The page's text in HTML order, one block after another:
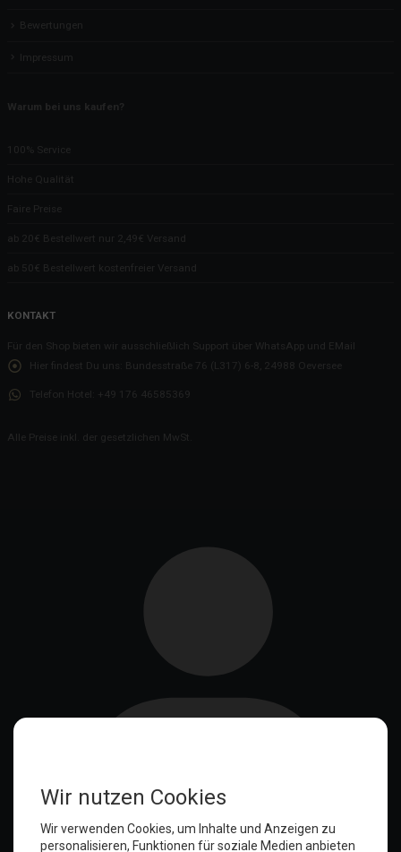
Bewertungen
Impressum
Warum bei uns kaufen?
100% Service
Hohe Qualität
Faire Preise
ab 20€ Bestellwert nur 2,49€ Versand
ab 50€ Bestellwert kostenfreier Versand
KONTAKT
Für den Shop bieten wir ausschließlich Support über WhatsApp und EMail
Hier findest Du uns:
Bundesstraße 76 (L317) 6-8, 24988 Oeversee
Telefon Hotel: +49 176 46585369
Alle Preise inkl. der gesetzlichen MwSt.